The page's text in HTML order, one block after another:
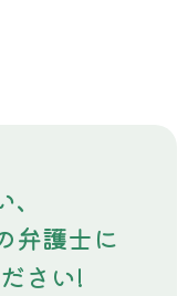
弁護士に
さい!